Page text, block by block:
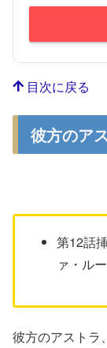
目次に戻る
彼方のア
第12話
ァ・ル
彼方のアストラ